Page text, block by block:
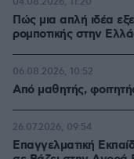
Πώς μια απλή ιδέα
ρομποτικής στην
Από μαθητής,
06.08.2026, 10:52
Επαγγελματική
26.07.2026, 09:54